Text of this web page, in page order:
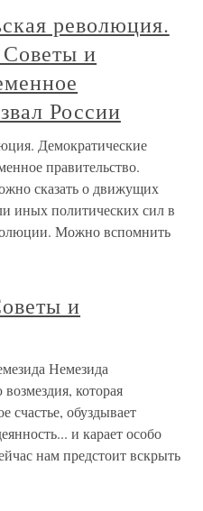
революция.
и
России
Демократические
правительство.
сказать о движущих
иных политических сил в
Можно вспомнить
и
Немезида
которая
счастье, обуздывает
и карает особо
нам предстоит вскрыть